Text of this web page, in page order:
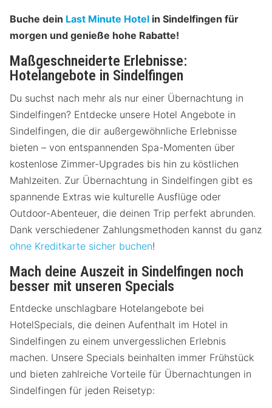
Buche dein Last Minute Hotel in Sindelfingen für
morgen und genieße hohe Rabatte!
Maßgeschneiderte Erlebnisse:
Hotelangebote in Sindelfingen
Du suchst nach mehr als nur einer Übernachtung in
Sindelfingen? Entdecke unsere Hotel Angebote in
Sindelfingen, die dir außergewöhnliche Erlebnisse
bieten – von entspannenden Spa-Momenten über
kostenlose Zimmer-Upgrades bis hin zu köstlichen
Mahlzeiten. Zur Übernachtung in Sindelfingen gibt es
spannende Extras wie kulturelle Ausflüge oder
Outdoor-Abenteuer, die deinen Trip perfekt abrunden.
Dank verschiedener Zahlungsmethoden kannst du ganz
ohne Kreditkarte sicher buchen!
Mach deine Auszeit in Sindelfingen noch
besser mit unseren Specials
Entdecke unschlagbare Hotelangebote bei
HotelSpecials, die deinen Aufenthalt im Hotel in
Sindelfingen zu einem unvergesslichen Erlebnis
machen. Unsere Specials beinhalten immer Frühstück
und bieten zahlreiche Vorteile für Übernachtungen in
Sindelfingen für jeden Reisetyp: